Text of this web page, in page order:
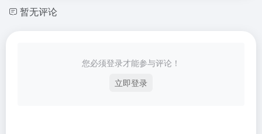
暂无评论
您必须登录才能参与评论！
立即登录